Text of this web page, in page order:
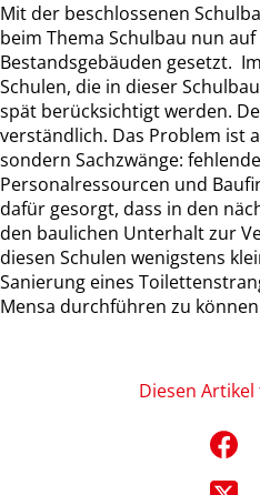
Mit der beschlossenen
beim Thema Schulbau nun
Bestandsgebäuden gesetzt.
Schulen, die in dieser
spät berücksichtigt werden.
verständlich. Das Problem ist
sondern Sachzwänge:
Personalressourcen und
dafür gesorgt, dass in den
den baulichen Unterhalt zur
diesen Schulen wenigstens
Sanierung eines
Mensa durchführen zu
Diesen Artikel